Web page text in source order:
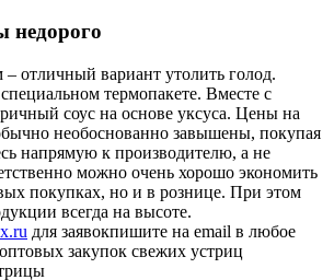
недорого
– отличный вариант утолить голод.
термопакете. Вместе с
соус на основе уксуса. Цены на
необоснованно завышены, покупая
напрямую к производителю, а не
можно очень хорошо экономить
покупках, но и в рознице. При этом
всегда на высоте.
для заявокпишите на email в любое
закупок свежих устриц